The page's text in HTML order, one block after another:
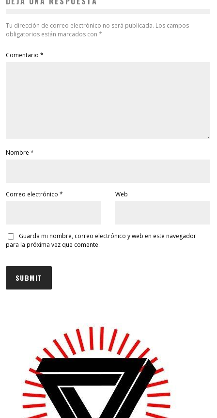
Tu dirección de correo electrónico no será publicada. Los campos
obligatorios están marcados con *
Comentario *
Nombre *
Correo electrónico * Web
Guarda mi nombre, correo electrónico y web en este navegador
para la próxima vez que comente.